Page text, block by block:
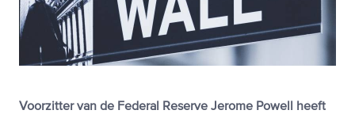
Voorzitter van de Federal Reserve Jerome Powell heeft